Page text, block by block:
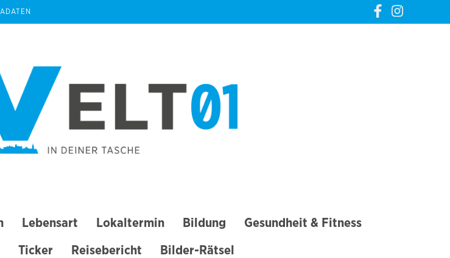
Lebensart Lokaltermin Bildung Gesundheit & Fitness
Ticker Reisebericht Bilder-Rätsel